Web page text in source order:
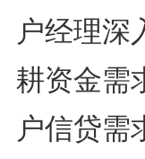
户经理深
耕资金需
户信贷需